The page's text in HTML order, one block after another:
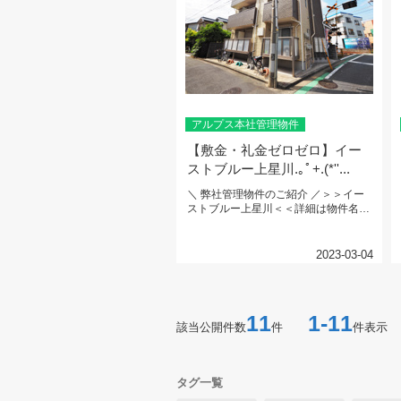
アルプス本社管理物件
【敷金・礼金ゼロゼロ】イー
ストブルー上星川.｡ﾟ+.(*''...
＼ 弊社管理物件のご紹介 ／＞＞イー
ストブルー上星川＜＜詳細は物件名を
2023-03-04
該当公開件数11件 1-11件表示
タグ一覧